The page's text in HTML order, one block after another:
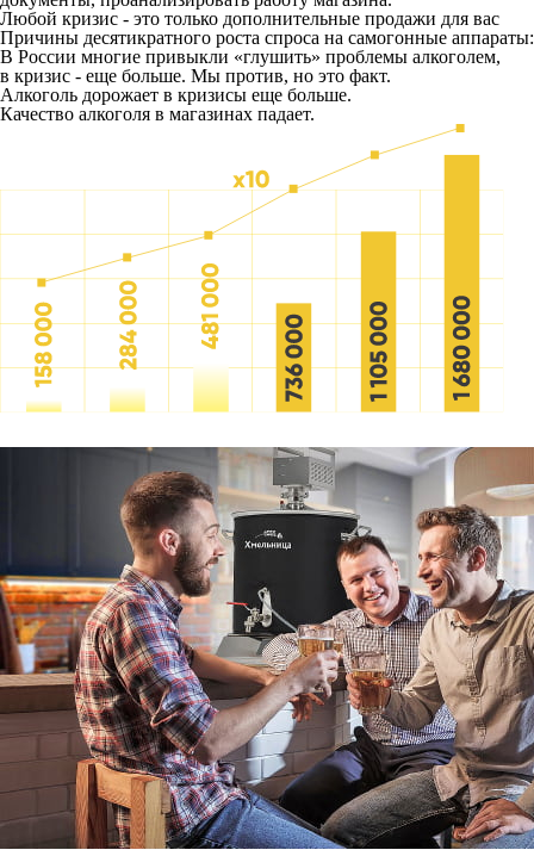
Любой кризис - это только дополнительные продажи для вас
Причины десятикратного роста спроса на самогонные аппараты:
В России многие привыкли «глушить» проблемы алкоголем,
в кризис - еще больше. Мы против, но это факт.
Алкоголь дорожает в кризисы еще больше.
Качество алкоголя в магазинах падает.